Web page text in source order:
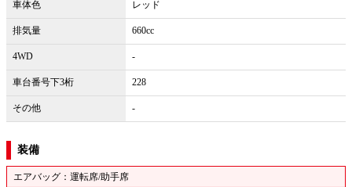
車体色 レッド
排気量 660cc
4WD -
車台番号下3桁 228
その他 -
装備
エアバッグ：運転席/助手席